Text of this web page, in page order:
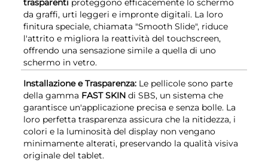
trasparenti proteggono efficacemente lo schermo
da graffi, urti leggeri e impronte digitali. La loro
finitura speciale, chiamata "Smooth Slide", riduce
l'attrito e migliora la reattività del touchscreen,
offrendo una sensazione simile a quella di uno
schermo in vetro.
Installazione e Trasparenza: Le pellicole sono parte
della gamma FAST SKIN di SBS, un sistema che
garantisce un'applicazione precisa e senza bolle. La
loro perfetta trasparenza assicura che la nitidezza, i
colori e la luminosità del display non vengano
minimamente alterati, preservando la qualità visiva
originale del tablet.